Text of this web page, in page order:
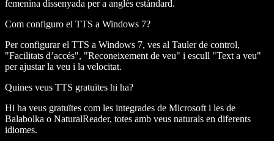
femenina dissenyada per a anglès estàndard.
Com configuro el TTS a Windows 7?
Per configurar el TTS a Windows 7, ves al Tauler de control,
"Facilitats d’accés", "Reconeixement de veu" i escull "Text a veu"
per ajustar la veu i la velocitat.
Quines veus TTS gratuïtes hi ha?
Hi ha veus gratuïtes com les integrades de Microsoft i les de
Balabolka o NaturalReader, totes amb veus naturals en diferents
idiomes.